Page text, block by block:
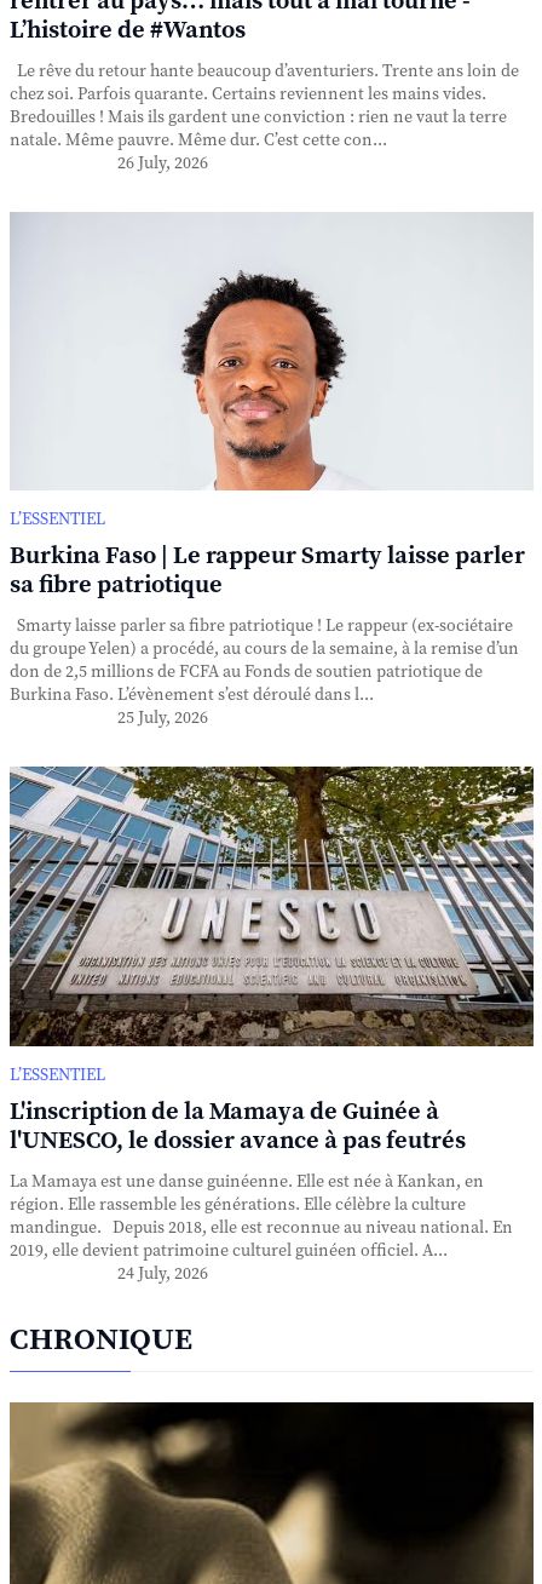
L’histoire de #Wantos
Le rêve du retour hante beaucoup d’aventuriers. Trente ans loin de
chez soi. Parfois quarante. Certains reviennent les mains vides.
Bredouilles ! Mais ils gardent une conviction : rien ne vaut la terre
natale. Même pauvre. Même dur. C’est cette con...
26 July, 2026
L’ESSENTIEL
Burkina Faso | Le rappeur Smarty laisse parler
sa fibre patriotique
Smarty laisse parler sa fibre patriotique ! Le rappeur (ex-sociétaire
du groupe Yelen) a procédé, au cours de la semaine, à la remise d’un
don de 2,5 millions de FCFA au Fonds de soutien patriotique de
Burkina Faso. L’évènement s’est déroulé dans l...
25 July, 2026
L’ESSENTIEL
L'inscription de la Mamaya de Guinée à
l'UNESCO, le dossier avance à pas feutrés
La Mamaya est une danse guinéenne. Elle est née à Kankan, en
région. Elle rassemble les générations. Elle célèbre la culture
mandingue. Depuis 2018, elle est reconnue au niveau national. En
2019, elle devient patrimoine culturel guinéen officiel. A...
24 July, 2026
CHRONIQUE